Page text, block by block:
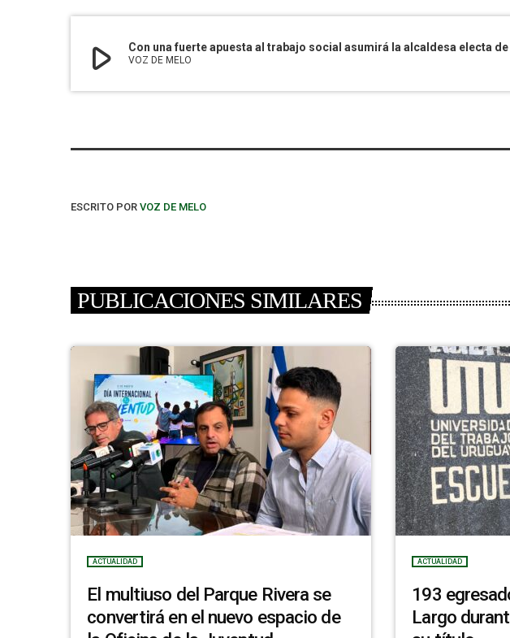
play_arrow Con una fuerte apuesta al trabajo social asumirá la alcaldesa electa
VOZ DE MELO
ESCRITO POR VOZ DE MELO
PUBLICACIONES SIMILARES
ACTUALIDAD
El multiuso del Parque Rivera se
convertirá en el nuevo espacio de
ACTUALIDAD
193
Largo